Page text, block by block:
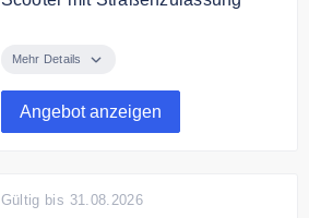
Offroad E Scooter mit
859,00€ anstatt 898,99€
Mehr Details
Angebot anzeigen
Gültig bis 31.08.2026